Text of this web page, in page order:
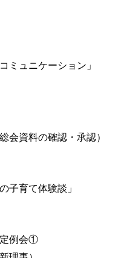
ミュニケーション」
会資料の確認・承認）
子育て体験談」
定例会①